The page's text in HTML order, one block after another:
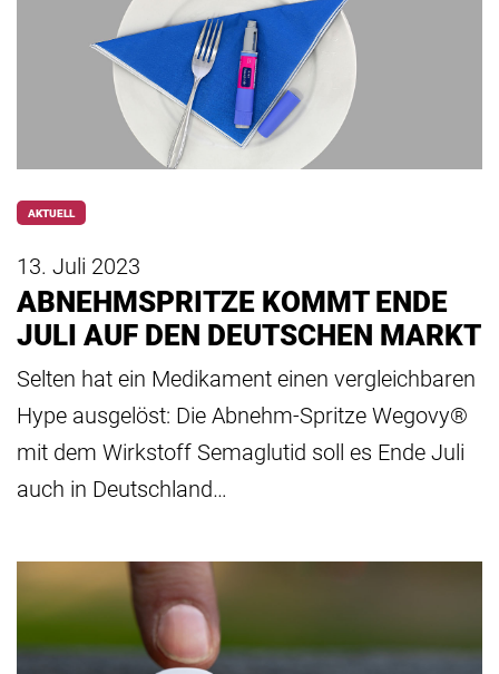
AKTUELL
13. Juli 2023
ABNEHMSPRITZE KOMMT ENDE
JULI AUF DEN DEUTSCHEN MARKT
Selten hat ein Medikament einen vergleichbaren
Hype ausgelöst: Die Abnehm-Spritze Wegovy®
mit dem Wirkstoff Semaglutid soll es Ende Juli
auch in Deutschland…